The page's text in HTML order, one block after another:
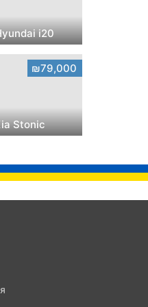
i20
₪79,000
Stonic